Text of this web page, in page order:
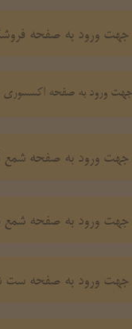
جهت ورود به صفحه
جهت ورود به صفحه شمع
جهت ورود به صفحه شمع
جهت ورود به صفحه ست
ورود به صفحه اکسسوری